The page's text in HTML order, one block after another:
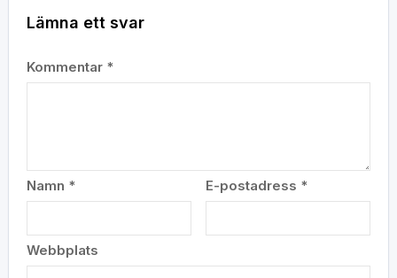
Lämna ett svar
Kommentar *
Namn * E-postadress *
Webbplats